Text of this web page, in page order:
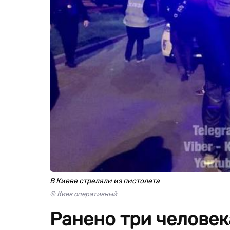
В Киеве стреляли из пистолета
© Киев оперативный
Ранено три